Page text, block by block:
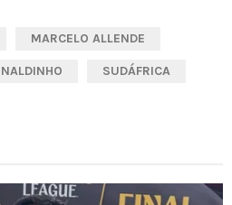
MARCELO ALLENDE
SUDÁFRICA